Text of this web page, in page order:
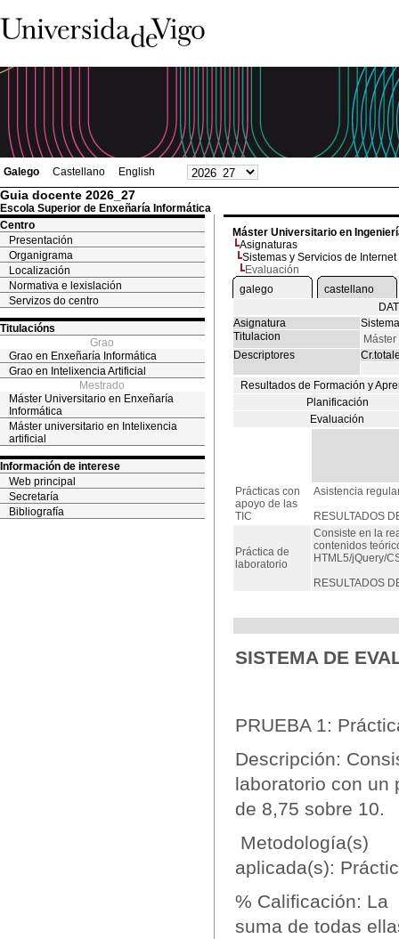
Galego Castellano English
Guia docente 2026_27
Escola Superior de Enxeñaría Informática
Centro
Presentación
Organigrama
Localización
Normativa e lexislación
Servizos do centro
Titulacións
Grao
Grao en Enxeñaría Informática
Grao en Intelixencia Artificial
Mestrado
Máster Universitario en Enxeñaría
Informática
Máster universitario en Intelixencia
artificial
Información de interese
Web principal
Secretaría
Bibliografía
Máster Universitario en
Asignaturas
Sistemas y Servicios de Internet
Evaluación
galego
castellano
Asignatura
Titulacion
Descriptores
Resultados de Formación y
Planificación
Evaluación
Prácticas con
apoyo de las
TIC
Asistencia
RESULTADOS
Práctica de
laboratorio
Consiste en la
contenidos
HTML5/jQuery/
RESULTADOS
SISTEMA DE
PRUEBA 1:
Descripción:
laboratorio con un
de 8,75 sobre 10.
Metodología(s)
aplicada(s):
% Calificación: La
suma de todas